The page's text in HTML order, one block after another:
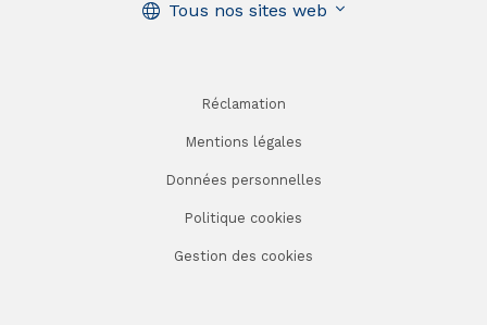
Tous nos sites web
Réclamation
Mentions légales
Données personnelles
Politique cookies
Gestion des cookies